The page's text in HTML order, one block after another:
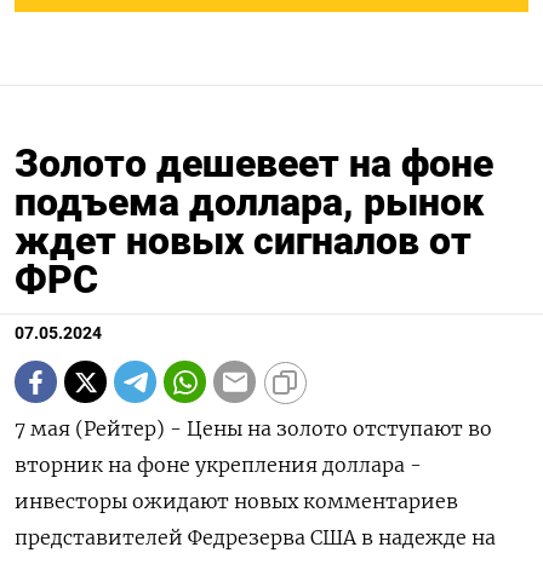
Золото дешевеет на фоне
подъема доллара, рынок
ждет новых сигналов от
ФРС
07.05.2024
7 мая (Рейтер) - Цены на золото отступают во
вторник на фоне укрепления доллара -
инвесторы ожидают новых комментариев
представителей Федрезерва США в надежде на